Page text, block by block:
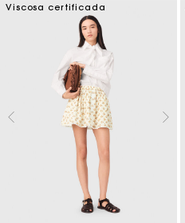
Viscosa certificada